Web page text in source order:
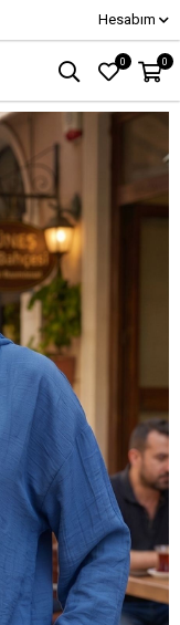
Hesabım
0 0